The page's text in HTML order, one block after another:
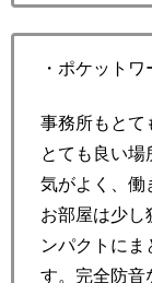
・ポケット
事務所もとて
とても良い場
気がよく、働
お部屋は少し
ンパクトに
す。完全防音